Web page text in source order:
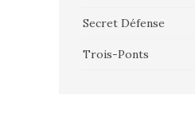
Secret Défense
Trois-Ponts